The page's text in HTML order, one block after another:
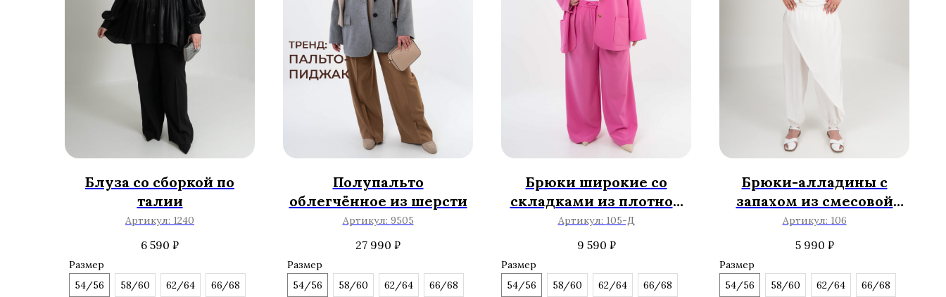
Блуза со сборкой по
талии
Артикул: 1240
6 590 ₽
Размер
54/56
58/60 62/64 66/68
Полупальто
облегчённое из шерсти
Артикул: 9505
27 990 ₽
Размер
54/56
58/60 62/64 66/68
Брюки широкие со
складками из плотной
костюмной ткани
Артикул: 105-Д
9 590 ₽
Размер
54/56
58/60 62/64 66/68
Брюки-алладины с
запахом из смесовой
вискозы
Артикул: 106
5 990 ₽
Размер
54/56
58/60 62/64 66/68